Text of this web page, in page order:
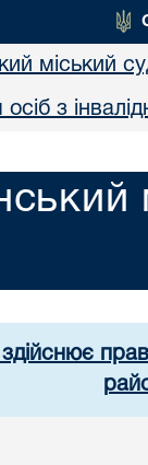
міський
осіб з